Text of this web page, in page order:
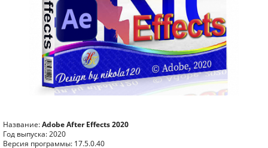
Название:Adobe After Effects 2020
Год выпуска: 2020
Версия программы: 17.5.0.40